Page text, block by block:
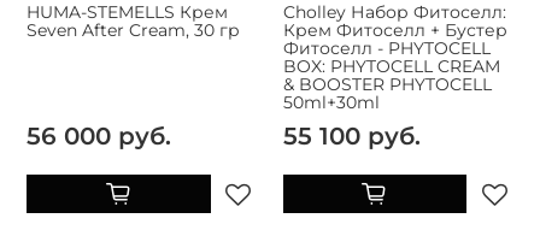
HUMA-STEMELLS Крем
Seven After Cream, 30 гр
56 000 руб.
Cholley Набор Фитоселл:
Крем Фитоселл + Бустер
Фитоселл - PHYTOCELL
BOX: PHYTOCELL CREAM
& BOOSTER PHYTOCELL
50ml+30ml
55 100 руб.